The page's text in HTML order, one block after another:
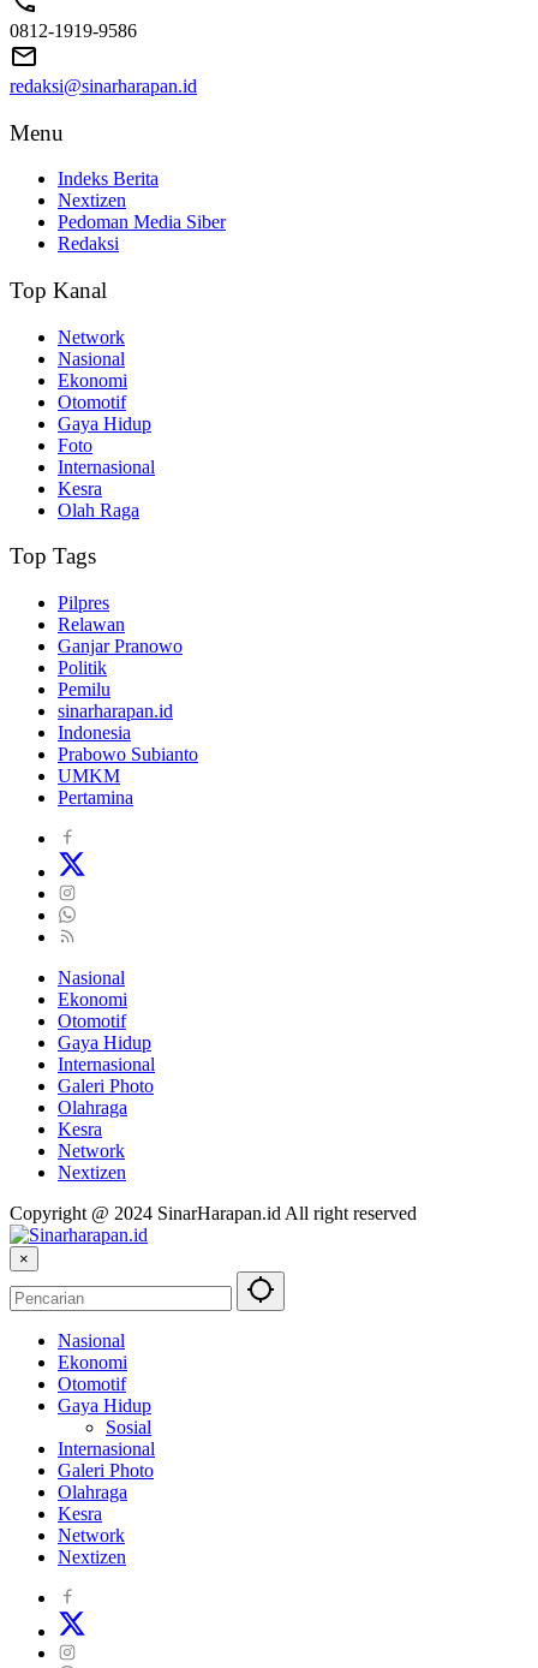
0812-1919-9586
redaksi@sinarharapan.id
Menu
Indeks Berita
Nextizen
Pedoman Media Siber
Redaksi
Top Kanal
Network
Nasional
Ekonomi
Otomotif
Gaya Hidup
Foto
Internasional
Kesra
Olah Raga
Top Tags
Pilpres
Relawan
Ganjar Pranowo
Politik
Pemilu
sinarharapan.id
Indonesia
Prabowo Subianto
UMKM
Pertamina
Nasional
Ekonomi
Otomotif
Gaya Hidup
Internasional
Galeri Photo
Olahraga
Kesra
Network
Nextizen
Copyright @ 2024 SinarHarapan.id All right reserved
×
Nasional
Ekonomi
Otomotif
Gaya Hidup
Sosial
Internasional
Galeri Photo
Olahraga
Kesra
Network
Nextizen